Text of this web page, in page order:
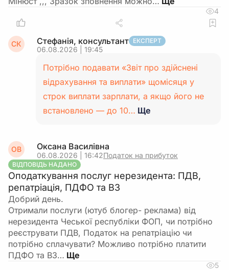
4
СК Стефанія, консультант ЕКСПЕРТ
06.08.2026 | 19:45
Потрібно подавати «Звіт про здійснені
відрахування та виплати» щомісяця у
строк виплати зарплати, а якщо його не
встановлено — до 10… Ще
ОВ Оксана Василівна
06.08.2026 | 16:42Податок на прибуток
ВІДПОВІДЬ НАДАНО
Оподаткування послуг нерезидента: ПДВ,
репатріація, ПДФО та ВЗ
Добрий день.
Отримали послуги (ютуб блогер- реклама) від
нерезидента Чеської республіки ФОП, чи потрібно
реєструвати ПДВ, Податок на репатріацію чи
потрібно сплачувати? Можливо потрібно платити
ПДФО та ВЗ…
5